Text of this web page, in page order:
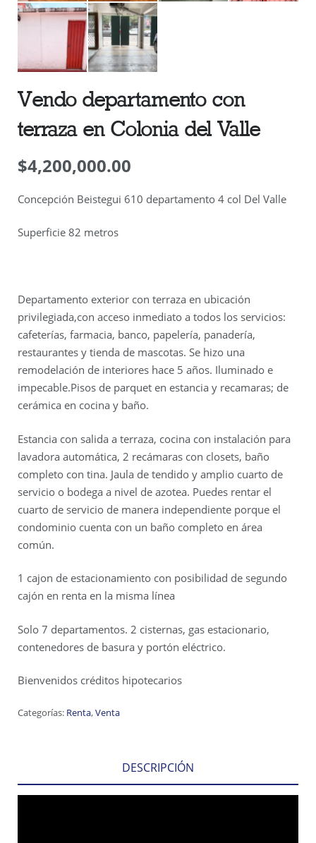
Vendo departamento con
terraza en Colonia del Valle
$4,200,000.00
Concepción Beistegui 610 departamento 4 col Del Valle
Superficie 82 metros
Departamento exterior con terraza en ubicación
privilegiada,con acceso inmediato a todos los servicios:
cafeterías, farmacia, banco, papelería, panadería,
restaurantes y tienda de mascotas. Se hizo una
remodelación de interiores hace 5 años. Iluminado e
impecable.Pisos de parquet en estancia y recamaras; de
cerámica en cocina y baño.
Estancia con salida a terraza, cocina con instalación para
lavadora automática, 2 recámaras con closets, baño
completo con tina. Jaula de tendido y amplio cuarto de
servicio o bodega a nivel de azotea. Puedes rentar el
cuarto de servicio de manera independiente porque el
condominio cuenta con un baño completo en área
común.
1 cajon de estacionamiento con posibilidad de segundo
cajón en renta en la misma línea
Solo 7 departamentos. 2 cisternas, gas estacionario,
contenedores de basura y portón eléctrico.
Bienvenidos créditos hipotecarios
Categorías: Renta,Venta
DESCRIPCIÓN